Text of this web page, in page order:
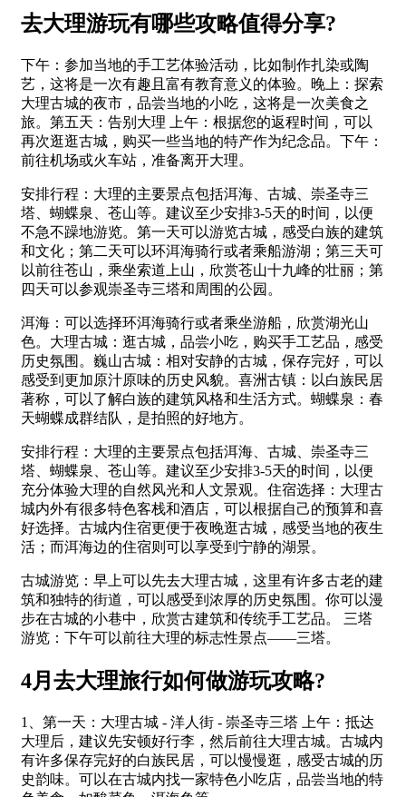
去大理游玩有哪些攻略值得分享?
下午：参加当地的手工艺体验活动，比如制作扎染或陶
艺，这将是一次有趣且富有教育意义的体验。晚上：探索
大理古城的夜市，品尝当地的小吃，这将是一次美食之
旅。第五天：告别大理 上午：根据您的返程时间，可以
再次逛逛古城，购买一些当地的特产作为纪念品。下午：
前往机场或火车站，准备离开大理。
安排行程：大理的主要景点包括洱海、古城、崇圣寺三
塔、蝴蝶泉、苍山等。建议至少安排3-5天的时间，以便
不急不躁地游览。第一天可以游览古城，感受白族的建筑
和文化；第二天可以环洱海骑行或者乘船游湖；第三天可
以前往苍山，乘坐索道上山，欣赏苍山十九峰的壮丽；第
四天可以参观崇圣寺三塔和周围的公园。
洱海：可以选择环洱海骑行或者乘坐游船，欣赏湖光山
色。大理古城：逛古城，品尝小吃，购买手工艺品，感受
历史氛围。巍山古城：相对安静的古城，保存完好，可以
感受到更加原汁原味的历史风貌。喜洲古镇：以白族民居
著称，可以了解白族的建筑风格和生活方式。蝴蝶泉：春
天蝴蝶成群结队，是拍照的好地方。
安排行程：大理的主要景点包括洱海、古城、崇圣寺三
塔、蝴蝶泉、苍山等。建议至少安排3-5天的时间，以便
充分体验大理的自然风光和人文景观。住宿选择：大理古
城内外有很多特色客栈和酒店，可以根据自己的预算和喜
好选择。古城内住宿更便于夜晚逛古城，感受当地的夜生
活；而洱海边的住宿则可以享受到宁静的湖景。
古城游览：早上可以先去大理古城，这里有许多古老的建
筑和独特的街道，可以感受到浓厚的历史氛围。你可以漫
步在古城的小巷中，欣赏古建筑和传统手工艺品。 三塔
游览：下午可以前往大理的标志性景点——三塔。
4月去大理旅行如何做游玩攻略?
1、第一天：大理古城 - 洋人街 - 崇圣寺三塔 上午：抵达
大理后，建议先安顿好行李，然后前往大理古城。古城内
有许多保存完好的白族民居，可以慢慢逛，感受古城的历
史韵味。可以在古城内找一家特色小吃店，品尝当地的特